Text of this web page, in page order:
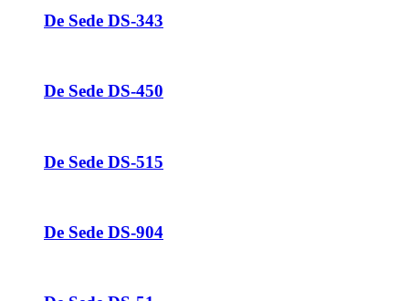
De Sede DS-343
De Sede DS-450
De Sede DS-515
De Sede DS-904